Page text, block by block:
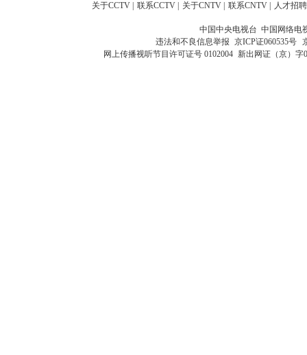
关于CCTV 联系CCTV 关于CNTV 联系CNTV 人才招聘
中国中央电视台 中国网络电
违法和不良信息举报 京ICP证060535号
网上传播视听节目许可证号 0102004 新出网证（京）